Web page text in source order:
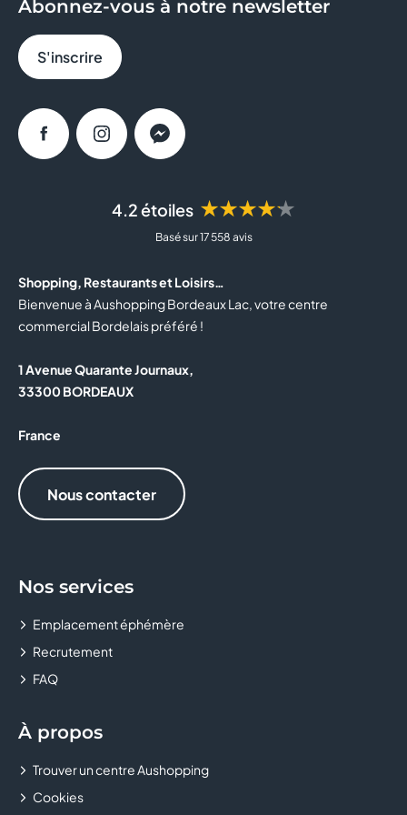
CALZEDONIA
CASA DE LAS CARCASAS
CLAIRE'S
D&LICE
DARJEELING LINGERIE
EMILIE AND THE COOL KIDS
4.2 étoiles ★★★★★
Basé sur 17 558 avis
Shopping, Restaurants et Loisirs…
Bienvenue à Aushopping Bordeaux Lac, votre centre
commercial Bordelais préféré !
1 Avenue Quarante Journaux,
33300 BORDEAUX
France
Nous contacter
Nos services
Emplacement éphémère
Recrutement
FAQ
À propos
Trouver un centre Aushopping
Cookies
Abonnez-vous à notre newsletter
S'inscrire
FacebookInstagramMessenger